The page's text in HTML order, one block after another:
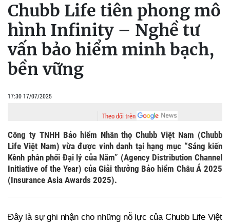
Chubb Life tiên phong mô
hình Infinity – Nghề tư
vấn bảo hiểm minh bạch,
bền vững
17:30 17/07/2025
Theo dõi trên
Công ty TNHH Bảo hiểm Nhân thọ Chubb Việt Nam (Chubb
Life Việt Nam) vừa được vinh danh tại hạng mục “Sáng kiến
Kênh phân phối Đại lý của Năm” (Agency Distribution Channel
Initiative of the Year) của Giải thưởng Bảo hiểm Châu Á 2025
(Insurance Asia Awards 2025).
Đây là sự ghi nhận cho những nỗ lực của Chubb Life Việt